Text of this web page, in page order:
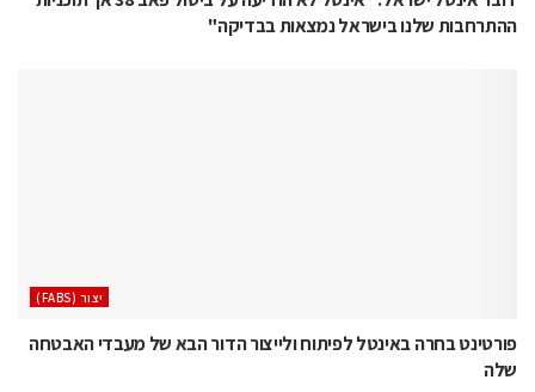
ההתרחבות שלנו בישראל נמצאות בבדיקה"
‫יצור (‪(FABS‬‬
פורטינט בחרה באינטל לפיתוח ולייצור הדור הבא של מעבדי האבטחה
שלה